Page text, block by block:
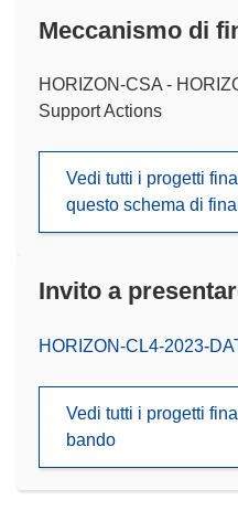
Meccanismo di
HORIZON-CSA -
Support Actions
Vedi tutti i progetti
questo schema di
Invito a
(si
nuova
HORIZON-CL4-2023-
Vedi tutti i progetti
bando